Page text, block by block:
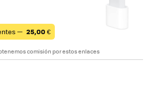
— 25,00€
comisión por estos enlaces